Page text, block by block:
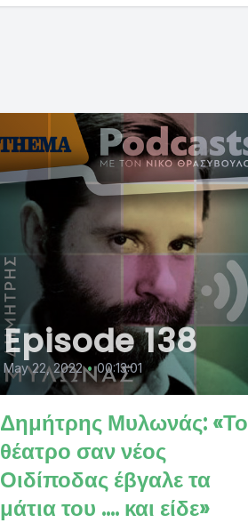
Episode 138
May 22, 2022 • 00:13:01
Δημήτρης Μυλωνάς: «Το
θέατρο σαν νέος
Οιδίποδας έβγαλε τα
μάτια του .... και είδε»